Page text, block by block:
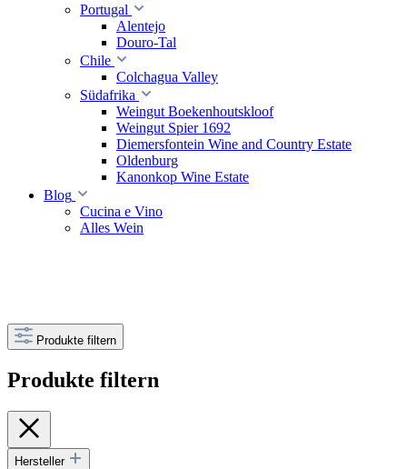
Portugal
Alentejo
Douro-Tal
Chile
Colchagua Valley
Südafrika
Weingut Boekenhoutskloof
Weingut Spier 1692
Diemersfontein Wine and Country Estate
Oldenburg
Kanonkop Wine Estate
Blog
Cucina e Vino
Alles Wein
Produkte filtern
Produkte filtern
Hersteller